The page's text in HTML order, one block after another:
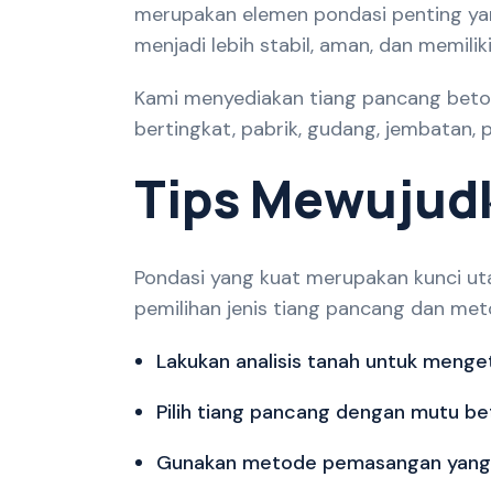
merupakan elemen pondasi penting
menjadi lebih stabil, aman, dan
Kami menyediakan tiang pancang
bertingkat, pabrik, gudang, jembatan,
Tips Mewujud
Pondasi yang kuat merupakan kunci
pemilihan jenis tiang pancang dan
Lakukan analisis tanah untuk
Pilih tiang pancang dengan mutu
Gunakan metode pemasangan